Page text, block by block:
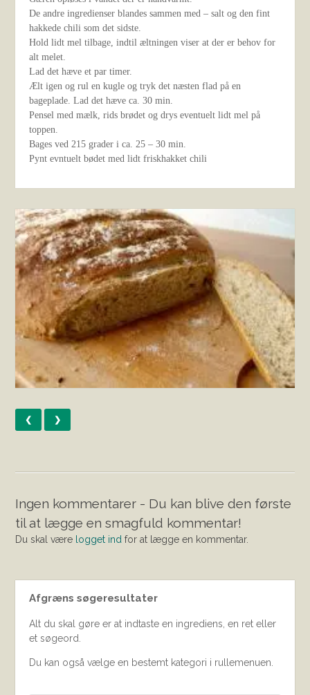
De andre ingredienser blandes sammen med – salt og den fint
hakkede chili som det sidste.
Hold lidt mel tilbage, indtil æltningen viser at der er behov for
alt melet.
Lad det hæve et par timer.
Ælt igen og rul en kugle og tryk det næsten flad på en
bageplade. Lad det hæve ca. 30 min.
Pensel med mælk, rids brødet og drys eventuelt lidt mel på
toppen.
Bages ved 215 grader i ca. 25 – 30 min.
Pynt evntuelt bødet med lidt friskhakket chili
❮ ❯
Ingen kommentarer - Du kan blive den første
til at lægge en smagfuld kommentar!
Du skal være logget ind for at lægge en kommentar.
Afgræns søgeresultater
Alt du skal gøre er at indtaste en ingrediens, en ret eller
et søgeord.
Du kan også vælge en bestemt kategori i rullemenuen.